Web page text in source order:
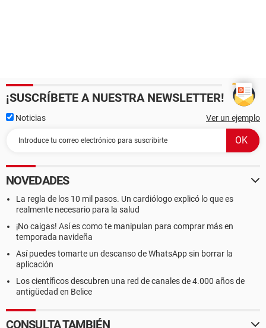
¡SUSCRÍBETE A NUESTRA NEWSLETTER!
Noticias Ver un ejemplo
NOVEDADES
La regla de los 10 mil pasos. Un cardiólogo explicó lo que es
realmente necesario para la salud
¡No caigas! Así es como te manipulan para comprar más en
temporada navideña
Así puedes tomarte un descanso de WhatsApp sin borrar la
aplicación
Los científicos descubren una red de canales de 4.000 años de
antigüedad en Belice
CONSULTA TAMBIÉN